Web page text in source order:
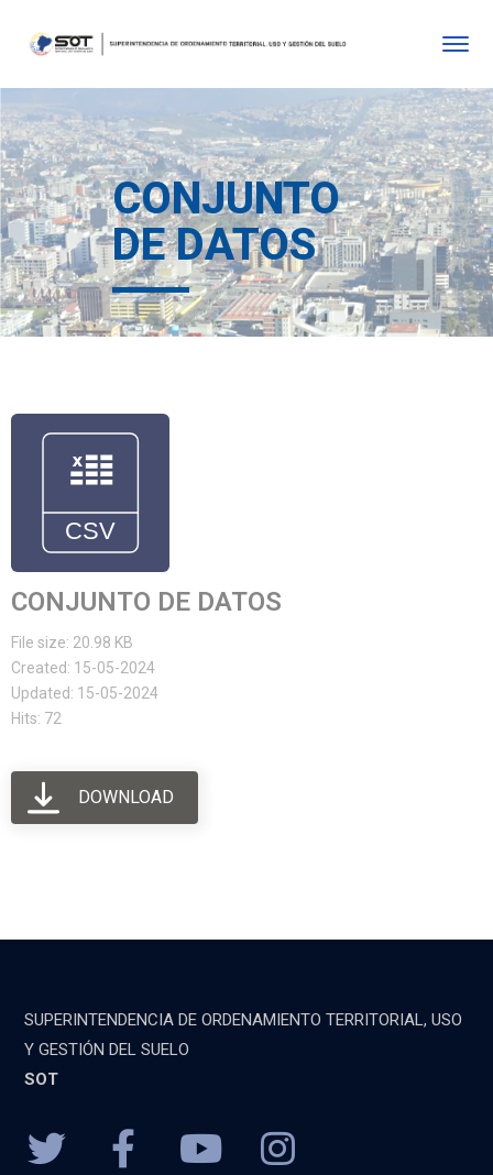
CONJUNTO
DE DATOS
CONJUNTO DE DATOS
File size: 20.98 KB
Created: 15-05-2024
Updated: 15-05-2024
Hits: 72
DOWNLOAD
SUPERINTENDENCIA DE ORDENAMIENTO TERRITORIAL, USO
Y GESTIÓN DEL SUELO
SOT